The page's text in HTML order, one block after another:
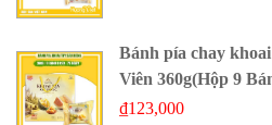
Bánh pía chay
Viên 360g(Hộp 9
₫123,000